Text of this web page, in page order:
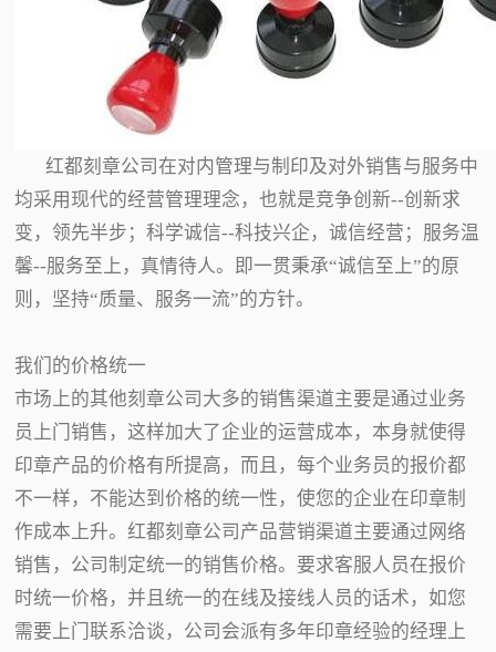
红都刻章公司在对内管理与制印及对外销售与服务中
均采用现代的经营管理理念，也就是竞争创新--创新求
变，领先半步；科学诚信--科技兴企，诚信经营；服务温
馨--服务至上，真情待人。即一贯秉承“诚信至上”的原
则，坚持“质量、服务一流”的方针。
我们的价格统一
市场上的其他刻章公司大多的销售渠道主要是通过业务
员上门销售，这样加大了企业的运营成本，本身就使得
印章产品的价格有所提高，而且，每个业务员的报价都
不一样，不能达到价格的统一性，使您的企业在印章制
作成本上升。红都刻章公司产品营销渠道主要通过网络
销售，公司制定统一的销售价格。要求客服人员在报价
时统一价格，并且统一的在线及接线人员的话术，如您
需要上门联系洽谈，公司会派有多年印章经验的经理上